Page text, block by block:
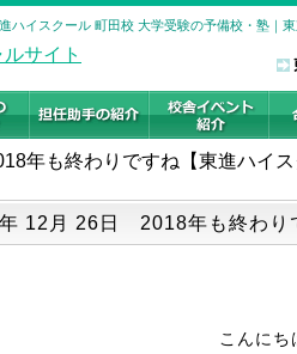
ハイスクール 町田校 大学受験の予備校・塾｜
年も終わりですね【東進ハイス
12月 26日 2018年も終わり
こんにち